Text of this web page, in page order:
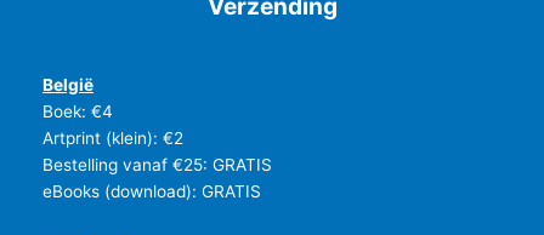
Verzending
België
Boek: €4
Artprint (klein): €2
Bestelling vanaf €25: GRATIS
eBooks (download): GRATIS